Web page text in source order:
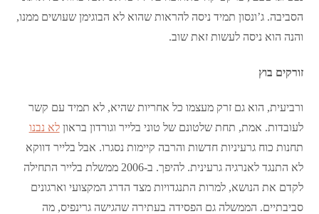
הסביבה. ג’ונסון תמיד ניסה להראות שהוא לא הבוגימן שעושים ממנו,
והנה הוא ניסה לעשות זאת שוב.
זורקים בוץ
ורביעית, הוא גם זרק מעצמו כל אחריות שהיא, לא תמיד עם קשר
לעובדות. אמת, תחת שלטונם של טוני בלייר וגורדון בראוןלא נבנו
תחנות כוח גרעיניות חדשות והרבה קיימות נסגרו. אבל בלייר דווקא
לא התנגד לאנרגיה גרעינית. להיפך. ב-2006 ממשלת בלייר התחילה
לקדם את הנושא, למרות התנגדויות מצד הדרג המקצועי וארגונים
סביבתיים. הממשלה גם הפסידה בעתירה שהגישה גרינפיס, מה